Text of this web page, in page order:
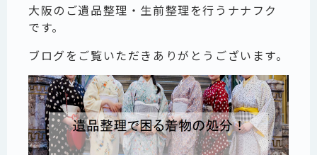
大阪のご遺品整理・生前整理を行うナナフク
です。
ブログをご覧いただきありがとうございます。